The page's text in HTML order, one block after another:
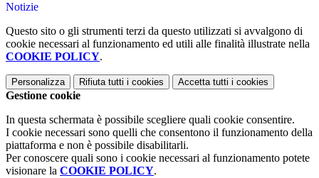
Notizie
Questo sito o gli strumenti terzi da questo utilizzati si avvalgono di
cookie necessari al funzionamento ed utili alle finalità illustrate nella
COOKIE POLICY.
Personalizza Rifiuta tutti i cookies Accetta tutti i cookies
Gestione cookie
In questa schermata è possibile scegliere quali cookie consentire.
I cookie necessari sono quelli che consentono il funzionamento della
piattaforma e non è possibile disabilitarli.
Per conoscere quali sono i cookie necessari al funzionamento potete
visionare la COOKIE POLICY.